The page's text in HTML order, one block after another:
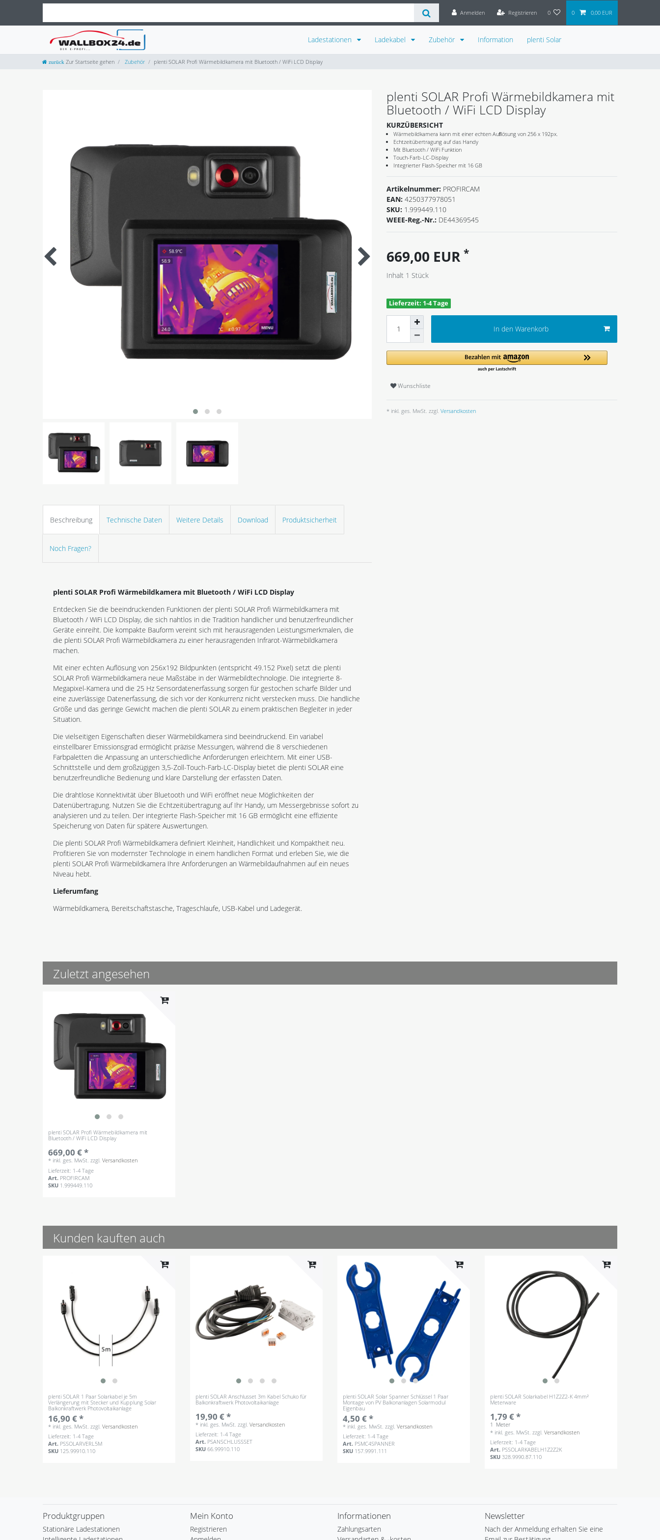
Anmelden Registrieren 0 0 0,00 EUR
Ladestationen Ladekabel Zubehör Information plenti Solar
Zur Startseite gehen Zubehör plenti SOLAR Profi Wärmebildkamera mit Bluetooth / WiFi LCD Display
Beschreibung Technische Daten Weitere Details Download Produktsicherheit
Noch Fragen?
plenti SOLAR Profi Wärmebildkamera mit Bluetooth / WiFi LCD Display
Entdecken Sie die beeindruckenden Funktionen der plenti SOLAR Profi Wärmebildkamera mit
Bluetooth / WiFi LCD Display, die sich nahtlos in die Tradition handlicher und benutzerfreundlicher
Geräte einreiht. Die kompakte Bauform vereint sich mit herausragenden Leistungsmerkmalen, die
die plenti SOLAR Profi Wärmebildkamera zu einer herausragenden Infrarot-Wärmebildkamera
machen.
Mit einer echten Auflösung von 256x192 Bildpunkten (entspricht 49.152 Pixel) setzt die plenti
SOLAR Profi Wärmebildkamera neue Maßstäbe in der Wärmebildtechnologie. Die integrierte 8-
Megapixel-Kamera und die 25 Hz Sensordatenerfassung sorgen für gestochen scharfe Bilder und
eine zuverlässige Datenerfassung, die sich vor der Konkurrenz nicht verstecken muss. Die handliche
Größe und das geringe Gewicht machen die plenti SOLAR zu einem praktischen Begleiter in jeder
Situation.
Die vielseitigen Eigenschaften dieser Wärmebildkamera sind beeindruckend. Ein variabel
einstellbarer Emissionsgrad ermöglicht präzise Messungen, während die 8 verschiedenen
Farbpaletten die Anpassung an unterschiedliche Anforderungen erleichtern. Mit einer USB-
Schnittstelle und dem großzügigen 3,5-Zoll-Touch-Farb-LC-Display bietet die plenti SOLAR eine
benutzerfreundliche Bedienung und klare Darstellung der erfassten Daten.
Die drahtlose Konnektivität über Bluetooth und WiFi eröffnet neue Möglichkeiten der
Datenübertragung. Nutzen Sie die Echtzeitübertragung auf Ihr Handy, um Messergebnisse sofort zu
analysieren und zu teilen. Der integrierte Flash-Speicher mit 16 GB ermöglicht eine effiziente
Speicherung von Daten für spätere Auswertungen.
Die plenti SOLAR Profi Wärmebildkamera definiert Kleinheit, Handlichkeit und Kompaktheit neu.
Profitieren Sie von modernster Technologie in einem handlichen Format und erleben Sie, wie die
plenti SOLAR Profi Wärmebildkamera Ihre Anforderungen an Wärmebildaufnahmen auf ein neues
Niveau hebt.
Lieferumfang
Wärmebildkamera, Bereitschaftstasche, Trageschlaufe, USB-Kabel und Ladegerät.
plenti SOLAR Profi Wärmebildkamera mit
Bluetooth / WiFi LCD Display
KURZÜBERSICHT
Wärmebildkamera kann mit einer echten Auﬂösung von 256 x 192px.
Echtzeitübertragung auf das Handy
Mit Bluetooth / WiFi Funktion
Touch-Farb-LC-Display
Integrierter Flash-Speicher mit 16 GB
Artikelnummer: PROFIRCAM
EAN: 4250377978051
SKU: 1.999449.110
WEEE-Reg.-Nr.: DE44369545
669,00 EUR *
Inhalt 1 Stück
Lieferzeit: 1-4 Tage
In den Warenkorb
Wunschliste
* inkl. ges. MwSt. zzgl. Versandkosten
Zuletzt angesehen
plenti SOLAR Profi Wärmebildkamera mit
Bluetooth / WiFi LCD Display
669,00 € *
* inkl. ges. MwSt. zzgl.Versandkosten
Lieferzeit: 1-4 Tage
Art. PROFIRCAM
SKU 1.999449.110
Kunden kauften auch
plenti SOLAR 1 Paar Solarkabel je 5m
Verlängerung mit Stecker und Kupplung Solar
Balkonkraftwerk Photovoltaikanlage
16,90 € *
* inkl. ges. MwSt. zzgl.Versandkosten
Lieferzeit: 1-4 Tage
Art. PSSOLARVERL5M
SKU 125.99910.110
plenti SOLAR Anschlusset 3m Kabel Schuko für
Balkonkraftwerk Photovoltaikanlage
19,90 € *
* inkl. ges. MwSt. zzgl.Versandkosten
Lieferzeit: 1-4 Tage
Art. PSANSCHLUSSSET
SKU66.99910.110
plenti SOLAR Solar Spanner Schlüssel 1 Paar
Montage von PV Balkonanlagen Solarmodul
Eigenbau
4,50 € *
* inkl. ges. MwSt. zzgl.Versandkosten
Lieferzeit: 1-4 Tage
Art. PSMC4SPANNER
SKU 157.9991.111
plenti SOLAR Solarkabel H1Z2Z2-K 4mm²
Meterware
1,79 € *
1 Meter
* inkl. ges. MwSt. zzgl.Versandkosten
Lieferzeit: 1-4 Tage
Art. PSSOLARKABELH1Z2Z2K
SKU328.9990.87.110
Produktgruppen
Stationäre Ladestationen
Mein Konto
Registrieren
Informationen
Zahlungsarten
Newsletter
Nach der Anmeldung erhalten Sie eine